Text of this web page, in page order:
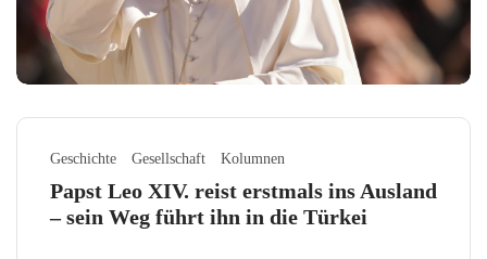
Geschichte Gesellschaft Kolumnen
Papst Leo XIV. reist erstmals ins Ausland
– sein Weg führt ihn in die Türkei